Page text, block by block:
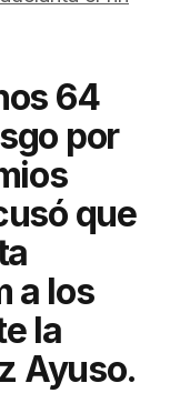
64
por
que
a los
la
Ayuso.